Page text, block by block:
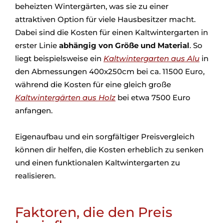
beheizten Wintergärten, was sie zu einer
attraktiven Option für viele Hausbesitzer macht.
Dabei sind die Kosten für einen Kaltwintergarten in
erster Linie abhängig von Größe und Material. So
liegt beispielsweise ein Kaltwintergarten aus Alu in
den Abmessungen 400x250cm bei ca. 11500 Euro,
während die Kosten für eine gleich große
Kaltwintergärten aus Holz bei etwa 7500 Euro
anfangen.
Eigenaufbau und ein sorgfältiger Preisvergleich
können dir helfen, die Kosten erheblich zu senken
und einen funktionalen Kaltwintergarten zu
realisieren.
Faktoren, die den Preis